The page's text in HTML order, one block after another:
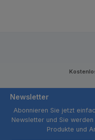
Newsletter
Abonnieren Sie jetzt
Newsletter und Sie
Produkte und